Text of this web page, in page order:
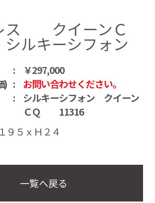
ス クイーンＣ
キーシフォン
￥297,000
)
お問い合わせください。
シルキーシフォン クイーン
ＣＱ 11316
９５ｘＨ２４
一覧へ戻る